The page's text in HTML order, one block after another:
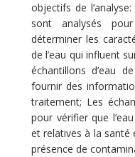
objectifs de
sont analysés
déterminer les
de l’eau qui influent
échantillons d’eau
fournir des
traitement; Les
pour vérifier que
et relatives à la santé
présence de